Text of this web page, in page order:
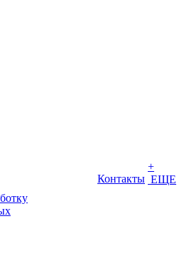
Контакты
+
ЕЩЕ